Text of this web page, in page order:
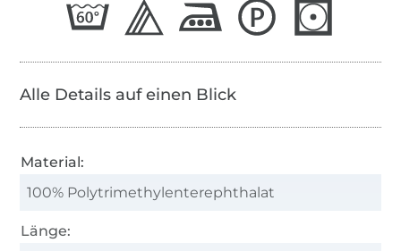
Anwendungshinweise:
SERAFLEX® sollte sowohl als Nadel- als auch
als Spulenfaden eingesetzt werden
möglichst lose
Auch die Unterfadenspule sollte mit möglichst
um ein vorheriges Ausdehnen des Fadens zu
Alle Details auf einen Blick
Material:
100% Polytrimethylenterephthalat
Länge: